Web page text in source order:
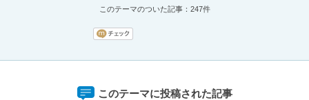
このテーマのついた記事：247件
このテーマに投稿された記事